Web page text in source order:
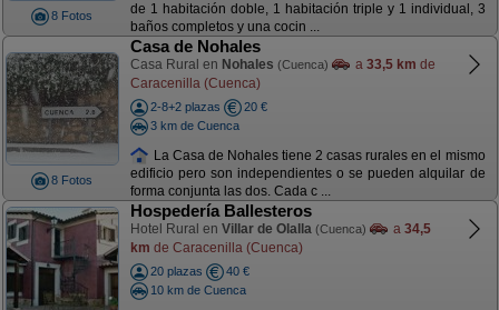
8 Fotos
de 1 habitación doble, 1 habitación triple y 1 individual, 3
baños completos y una cocin ...
8 Fotos
Casa de Nohales
Casa Rural en Nohales (Cuenca) a 33,5 km de
Caracenilla (Cuenca)
2-8+2 plazas
20 €
3 km de Cuenca
La Casa de Nohales tiene 2 casas rurales en el mismo
edificio pero son independientes o se pueden alquilar de
forma conjunta las dos. Cada c ...
Hospedería Ballesteros
Hotel Rural en Villar de Olalla (Cuenca) a 34,5
km de Caracenilla (Cuenca)
20 plazas
40 €
10 km de Cuenca